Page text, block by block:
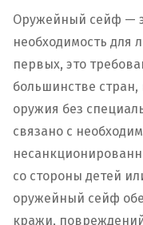
Оружейный сейф —
необходимость для
первых, это
большинстве
оружия без
связано с
со стороны детей
оружейный сейф
кражи,